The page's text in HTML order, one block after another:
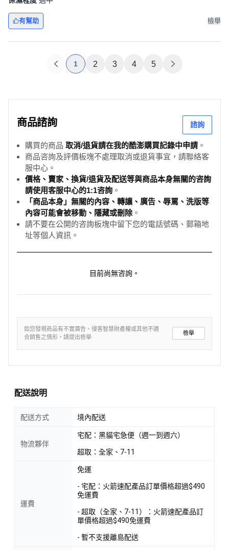
有幫助 檢舉
1 2 3 4 5
商品諮詢 諮詢
購買的商品 取消/退貨請在我的酷澎購買記錄中申請 。
商品咨詢及評價板塊不處理取消或退貨事宜，請聯絡客
服中心。
價格、賣家、換貨/退貨及配送等與商品本身無關的咨詢
請使用客服中心的1:1咨詢 。
「商品本身」無關的內容、轉讓、廣告、辱罵、洗版等
內容可能會被移動、隱藏或刪除。
請不要在公開的咨詢板塊中留下您的電話號碼、郵箱地
址等個人資訊。
目前尚無咨詢。
如您發現商品有不實廣告、侵害智慧財產權或其他不適
合銷售之情形，請提出檢舉
檢舉
配送說明
配送方式 境內配送
物流夥伴
宅配：黑貓宅急便（週一到週六）
超取：全家、7-11
運費
免運
- 宅配：火箭速配產品訂單價格超過$490
免運費
- 超取（全家、7-11）：火箭速配產品訂
單價格超過$490免運費
- 暫不支援離島配送